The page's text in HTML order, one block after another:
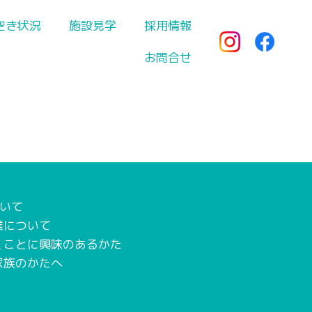
き状況 施設見学
採用情報
お問合せ
て
について
ことに興味のあるかた
族のかたへ